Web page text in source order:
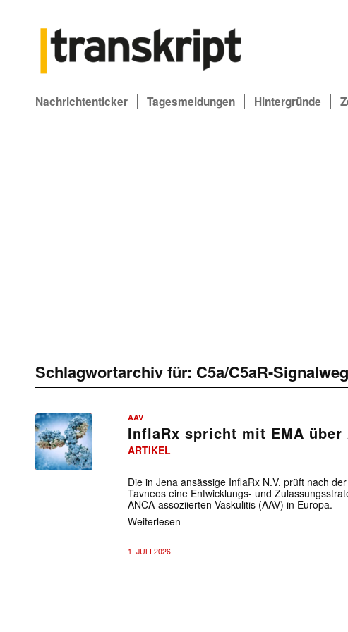
Nachrichtenticker Tagesmeldungen Hintergründe
Schlagwortarchiv für: C5a/C5aR-Signalweg
AAV
InflaRx spricht mit EMA über
ARTIKEL
Die in Jena ansässige InflaRx N.V. prüft nach
Tavneos eine Entwicklungs- und
ANCA-assoziierten Vaskulitis (AAV) in Europa.
Weiterlesen
1. JULI 2026